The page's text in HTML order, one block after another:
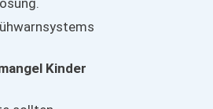
Kinder